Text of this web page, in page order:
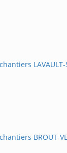
LAVAULT-
BROUT-